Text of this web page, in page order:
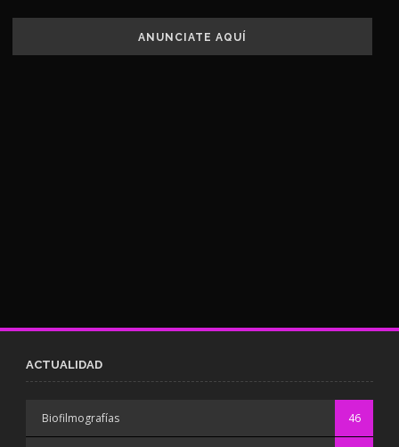
ANUNCIATE AQUÍ
ACTUALIDAD
Biofilmografías 46